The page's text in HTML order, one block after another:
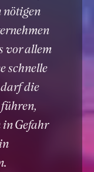
nötigen
vor allem
schnelle
die
Gefahr